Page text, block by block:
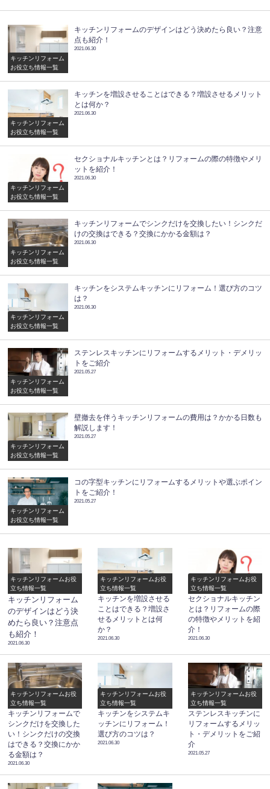
キッチンリフォーム
お役立ち情報一覧
キッチンリフォームのデザインはどう決めたら良い？注意
点も紹介！
2021.06.30
キッチンリフォーム
お役立ち情報一覧
キッチンを増設させることはできる？増設させるメリット
とは何か？
2021.06.30
キッチンリフォーム
お役立ち情報一覧
セクショナルキッチンとは？リフォームの際の特徴やメリ
ットを紹介！
2021.06.30
キッチンリフォーム
お役立ち情報一覧
キッチンリフォームでシンクだけを交換したい！シンクだ
けの交換はできる？交換にかかる金額は？
2021.06.30
キッチンリフォーム
お役立ち情報一覧
キッチンをシステムキッチンにリフォーム！選び方のコツ
は？
2021.06.30
キッチンリフォーム
お役立ち情報一覧
ステンレスキッチンにリフォームするメリット・デメリッ
トをご紹介
2021.05.27
キッチンリフォーム
お役立ち情報一覧
壁撤去を伴うキッチンリフォームの費用は？かかる日数も
解説します！
2021.05.27
キッチンリフォーム
お役立ち情報一覧
コの字型キッチンにリフォームするメリットや選ぶポイン
トをご紹介！
2021.05.27
キッチンリフォームお役
立ち情報一覧
キッチンリフォーム
のデザインはどう決
めたら良い？注意点
も紹介！
2021.06.30
キッチンリフォームお役
立ち情報一覧
キッチンを増設させる
ことはできる？増設さ
せるメリットとは何
か？
2021.06.30
キッチンリフォームお役
立ち情報一覧
セクショナルキッチン
とは？リフォームの際
の特徴やメリットを紹
介！
2021.06.30
キッチンリフォームお役
立ち情報一覧
キッチンリフォームで
シンクだけを交換した
い！シンクだけの交換
はできる？交換にかか
る金額は？
2021.06.30
キッチンリフォームお役
立ち情報一覧
キッチンをシステムキ
ッチンにリフォーム！
選び方のコツは？
2021.06.30
キッチンリフォームお役
立ち情報一覧
ステンレスキッチンに
リフォームするメリッ
ト・デメリットをご紹
介
2021.05.27